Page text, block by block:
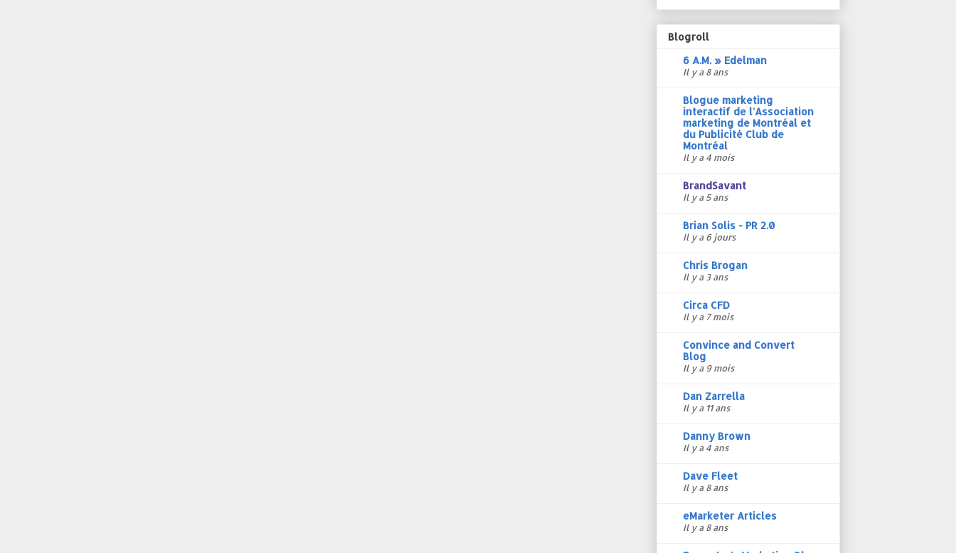
Blogroll
6 A.M. » Edelman
Il y a 8 ans
Blogue marketing
interactif de l'Association
marketing de Montréal et
du Publicité Club de
Montréal
Il y a 4 mois
BrandSavant
Il y a 5 ans
Brian Solis - PR 2.0
Il y a 6 jours
Chris Brogan
Il y a 3 ans
Circa CFD
Il y a 7 mois
Convince and Convert
Blog
Il y a 9 mois
Dan Zarrella
Il y a 11 ans
Danny Brown
Il y a 4 ans
Dave Fleet
Il y a 8 ans
eMarketer Articles
Il y a 8 ans